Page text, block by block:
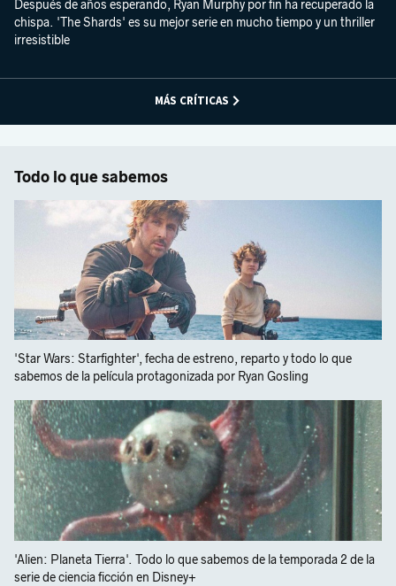
Después de años esperando, Ryan Murphy por fin ha recuperado la
chispa. 'The Shards' es su mejor serie en mucho tiempo y un thriller
irresistible
MÁS CRÍTICAS
Todo lo que sabemos
'Star Wars: Starfighter', fecha de estreno, reparto y todo lo que
sabemos de la película protagonizada por Ryan Gosling
'Alien: Planeta Tierra'. Todo lo que sabemos de la temporada 2 de la
serie de ciencia ficción en Disney+